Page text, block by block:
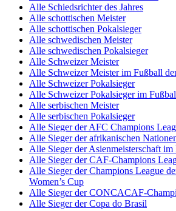
Alle Schiedsrichter des Jahres
Alle schottischen Meister
Alle schottischen Pokalsieger
Alle schwedischen Meister
Alle schwedischen Pokalsieger
Alle Schweizer Meister
Alle Schweizer Meister im Fußball
Alle Schweizer Pokalsieger
Alle Schweizer Pokalsieger im
Alle serbischen Meister
Alle serbischen Pokalsieger
Alle Sieger der AFC Champions
Alle Sieger der afrikanischen
Alle Sieger der Asienmeisterschaft im
Alle Sieger der CAF-Champions
Alle Sieger der Champions League
Women’s Cup
Alle Sieger der CONCACAF-
Alle Sieger der Copa do Brasil